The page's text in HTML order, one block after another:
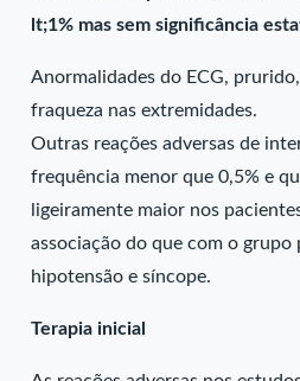
lt;1% mas sem significância
Anormalidades do ECG,
fraqueza nas extremidades.
Outras reações adversas de
frequência menor que 0,5% e
ligeiramente maior nos
associação do que com o grupo
hipotensão e síncope.
Terapia inicial